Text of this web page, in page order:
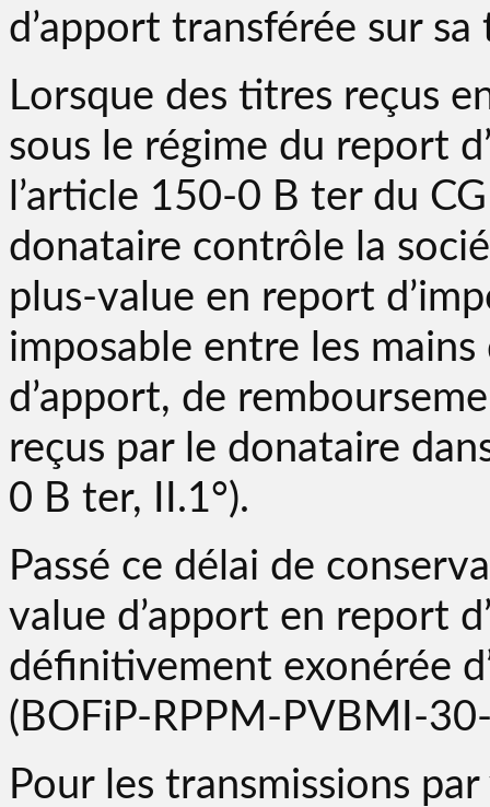
d’apport transférée sur sa
Lorsque des titres reçus
sous le régime du report
l’article 150-0 B ter du
donataire contrôle la
plus-value en report
imposable entre les
d’apport, de
reçus par le donataire
0 B ter, II.1°).
Passé ce délai de
value d’apport en report
définitivement exonérée
(BOFiP-RPPM-PVBMI-
Pour les transmissions